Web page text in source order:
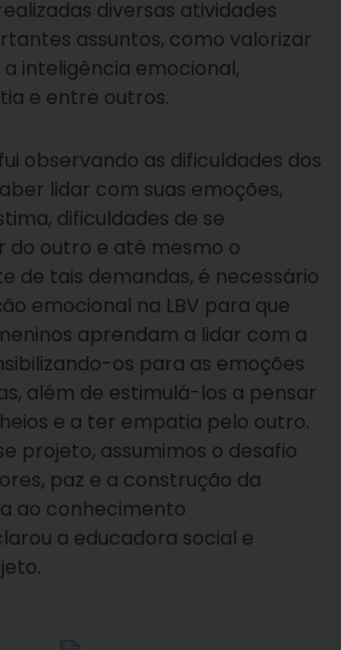
diversas atividades
assuntos, como valorizar
inteligência emocional,
e entre outros.
observando as dificuldades dos
lidar com suas emoções,
dificuldades de se
do outro e até mesmo o
de tais demandas, é necessário
emocional na LBV para que
aprendam a lidar com a
os para as emoções
além de estimulá-los a pensar
e a ter empatia pelo outro.
projeto, assumimos o desafio
paz e a construção da
ao conhecimento
a educadora social e